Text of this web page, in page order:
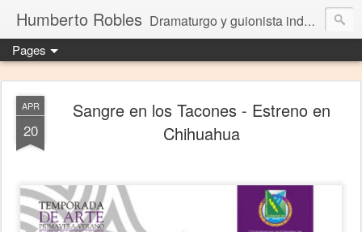
Humberto Robles Dramaturgo y guionista independiente
Pages
APR
20
Sangre en los Tacones - Estreno en
Chihuahua